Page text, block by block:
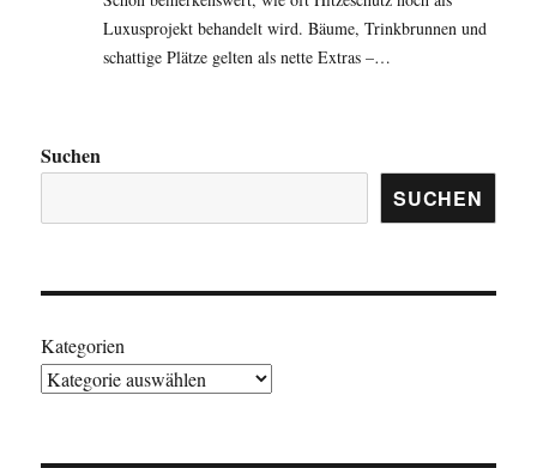
Luxusprojekt behandelt wird. Bäume, Trinkbrunnen und
schattige Plätze gelten als nette Extras –…
Suchen
SUCHEN
Kategorien